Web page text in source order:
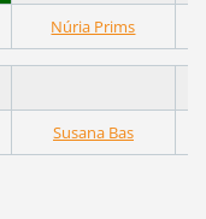
Núria Prims
Susana Bas